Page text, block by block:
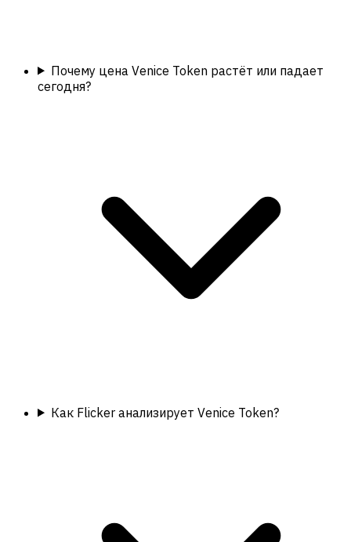
Почему цена Venice Token растёт или падает
сегодня?
Как Flicker анализирует Venice Token?